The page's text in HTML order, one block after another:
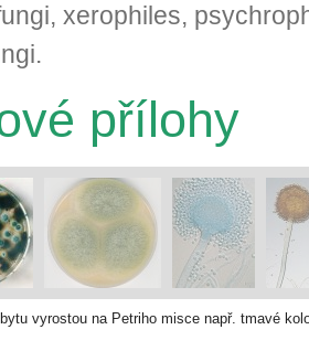
xerophiles,
přílohy
vyrostou na Petriho misce např. tmavé